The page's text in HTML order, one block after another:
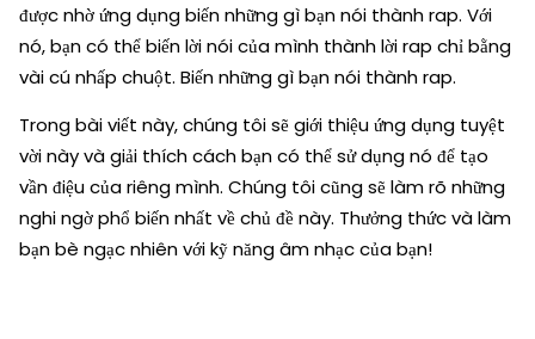
được nhờ ứng dụng biến những gì bạn nói thành rap. Với
nó, bạn có thể biến lời nói của mình thành lời rap chỉ bằng
vài cú nhấp chuột. Biến những gì bạn nói thành rap.
Trong bài viết này, chúng tôi sẽ giới thiệu ứng dụng tuyệt
vời này và giải thích cách bạn có thể sử dụng nó để tạo
vần điệu của riêng mình. Chúng tôi cũng sẽ làm rõ những
nghi ngờ phổ biến nhất về chủ đề này. Thưởng thức và làm
bạn bè ngạc nhiên với kỹ năng âm nhạc của bạn!